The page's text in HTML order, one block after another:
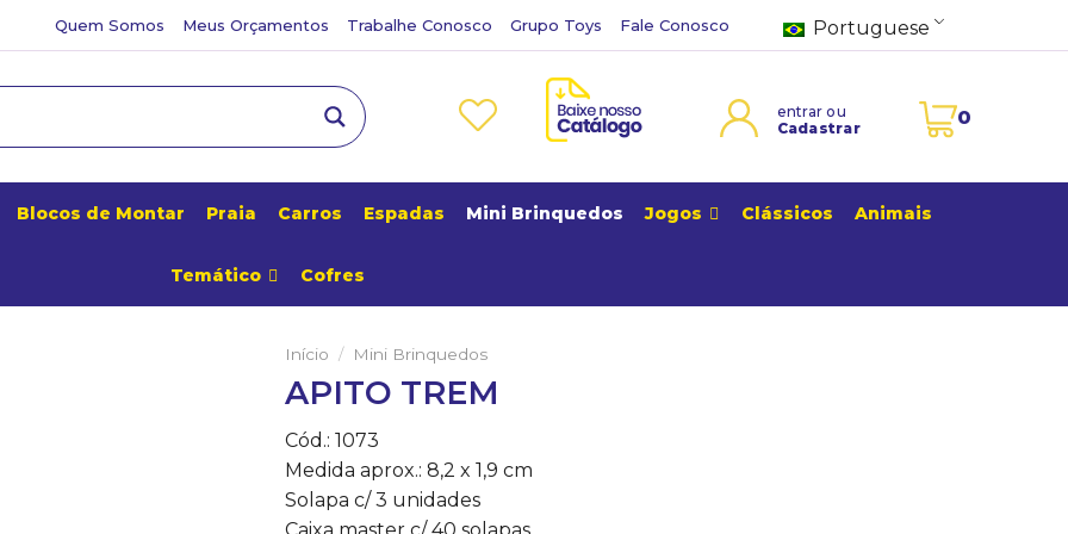
Quem Somos Meus Orçamentos Trabalhe Conosco Grupo Toys Fale Conosco Portuguese
entrar ou
Cadastrar
0
Blocos de Montar Praia Carros Espadas Mini Brinquedos Jogos Clássicos Animais
Temático Cofres
Início / Mini Brinquedos
APITO TREM
Cód.: 1073
Medida aprox.: 8,2 x 1,9 cm
Solapa c/ 3 unidades